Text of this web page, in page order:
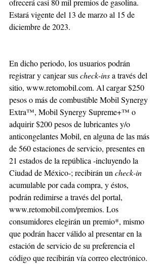
ofrecerá casi 80 mil premios de gasolina.
Estará vigente del 13 de marzo al 15 de
diciembre de 2023.
En dicho periodo, los usuarios podrán
registrar y canjear sus check-ins a través del
sitio, www.retomobil.com. Al cargar $250
pesos o más de combustible Mobil Synergy
Extra™, Mobil Synergy Supreme+™ o
adquirir $200 pesos de lubricantes y/o
anticongelantes Mobil, en alguna de las más
de 560 estaciones de servicio, presentes en
21 estados de la república -incluyendo la
Ciudad de México-; recibirán un check-in
acumulable por cada compra, y éstos,
podrán redimirse a través del portal,
www.retomobil.com/premios. Los
consumidores elegirán un premio*, mismo
que podrán hacer válido al presentar en la
estación de servicio de su preferencia el
código que recibirán vía correo electrónico.